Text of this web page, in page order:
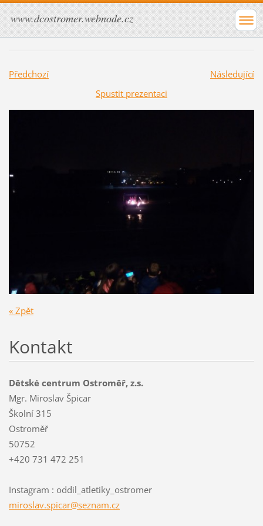
www.dcostromer.webnode.cz
Předchozí
Následující
Spustit prezentaci
« Zpět
Kontakt
Dětské centrum Ostroměř, z.s.
Mgr. Miroslav Špicar
Školní 315
Ostroměř
50752
+420 731 472 251
Instagram : oddil_atletiky_ostromer
miroslav.spicar@seznam.cz